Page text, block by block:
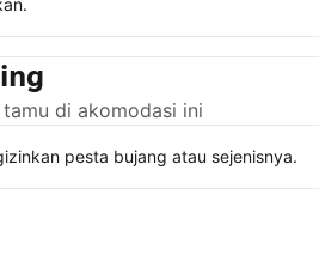
di akomodasi ini
pesta bujang atau sejenisnya.